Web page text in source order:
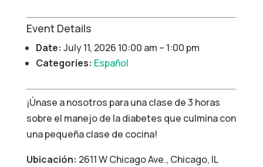
Event Details
Date: July 11, 2026 10:00 am – 1:00 pm
Categories: Español
¡Únase a nosotros para una clase de 3 horas
sobre el manejo de la diabetes que culmina con
una pequeña clase de cocina!
Ubicación: 2611 W Chicago Ave., Chicago, IL